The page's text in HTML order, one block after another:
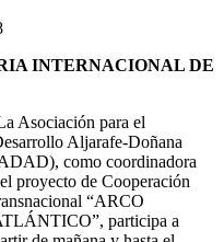
INTERNACIONAL DE
Asociación para el
Aljarafe-Doñana
como coordinadora
proyecto de Cooperación
“ARCO
participa a